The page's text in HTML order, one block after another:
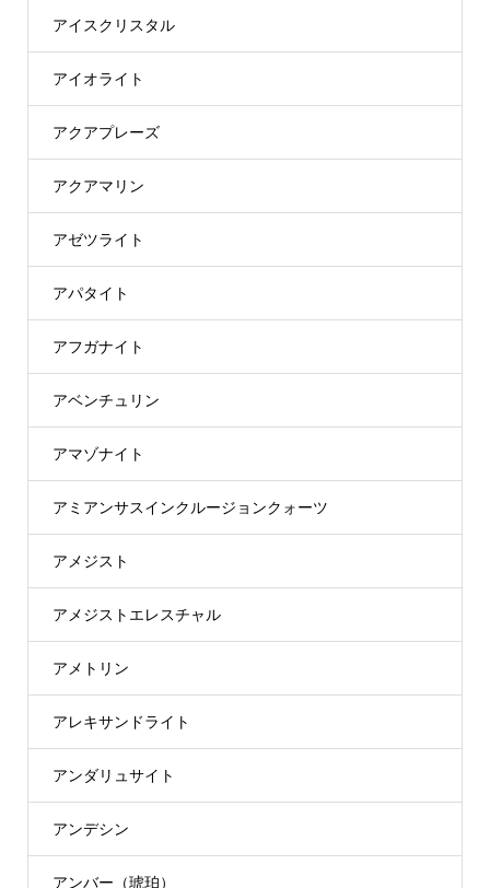
アイスクリスタル
アイオライト
アクアプレーズ
アクアマリン
アゼツライト
アパタイト
アフガナイト
アベンチュリン
アマゾナイト
アミアンサスインクルージョンクォーツ
アメジスト
アメジストエレスチャル
アメトリン
アレキサンドライト
アンダリュサイト
アンデシン
アンバー（琥珀）